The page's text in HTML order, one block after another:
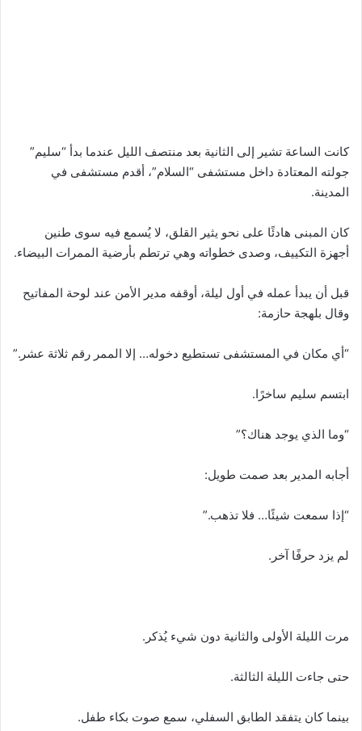
كانت الساعة تشير إلى الثانية بعد منتصف الليل عندما بدأ “سليم”
جولته المعتادة داخل مستشفى “السلام”، أقدم مستشفى في
المدينة.
كان المبنى هادئًا على نحو يثير القلق، لا يُسمع فيه سوى طنين
أجهزة التكييف، وصدى خطواته وهي ترتطم بأرضية الممرات البيضاء.
قبل أن يبدأ عمله في أول ليلة، أوقفه مدير الأمن عند لوحة المفاتيح
وقال بلهجة حازمة:
“أي مكان في المستشفى تستطيع دخوله… إلا الممر رقم ثلاثة عشر.”
ابتسم سليم ساخرًا.
“وما الذي يوجد هناك؟”
أجابه المدير بعد صمت طويل:
“إذا سمعت شيئًا… فلا تذهب.”
لم يزد حرفًا آخر.
مرت الليلة الأولى والثانية دون شيء يُذكر.
حتى جاءت الليلة الثالثة.
بينما كان يتفقد الطابق السفلي، سمع صوت بكاء طفل.